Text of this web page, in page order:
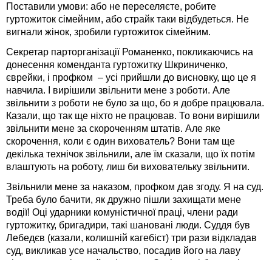
Поставили умови: або не переселяєте, робите
гуртожиток сімейним, або страйк таки відбудеться. Не
вигнали жінок, зробили гуртожиток сімейним.
Секретар парторганізації Романенко, покликаючись на
донесення коменданта гуртожитку Шкриниченко,
єврейки, і профком – усі прийшли до висновку, що це я
навчила. І вирішили звільнити мене з роботи. Але
звільнити з роботи не було за що, бо я добре працювала.
Казали, що так ще ніхто не працював. То вони вирішили
звільнити мене за скороченням штатів. Але яке
скорочення, коли є один вихователь? Вони там ще
декілька технічок звільнили, але їм сказали, що їх потім
влаштують на роботу, лиш би виховательку звільнити.
Звільнили мене за наказом, профком дав згоду. Я на суд.
Треба було бачити, як дружно пішли захищати мене
водії! Оці ударники комуністичної праці, члени ради
гуртожитку, бригадири, такі шановані люди. Суддя був
Лебедєв (казали, колишній кагебіст) три рази відкладав
суд, викликав усе начальство, посадив його на лаву